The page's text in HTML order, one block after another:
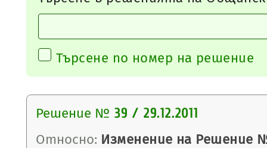
Търсене по номер на решение
Решение № 39 / 29.12.2011
Относно: Изменение на Решение №